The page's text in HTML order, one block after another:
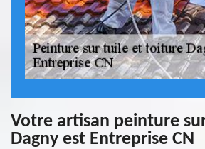
Votre artisan peinture
Dagny est Entreprise CN